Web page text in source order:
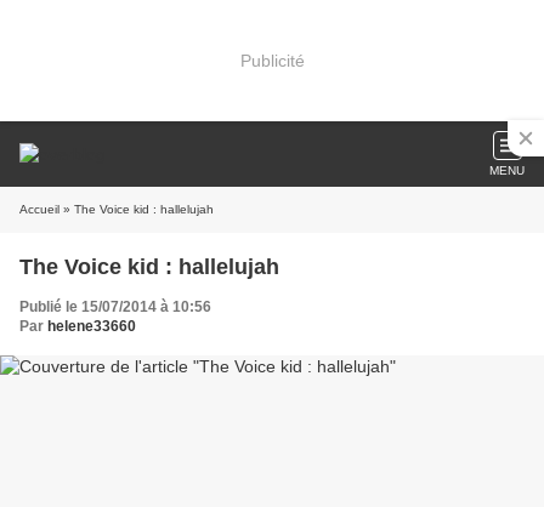
Publicité
MENU
Accueil » The Voice kid : hallelujah
The Voice kid : hallelujah
Publié le 15/07/2014 à 10:56
Par helene33660